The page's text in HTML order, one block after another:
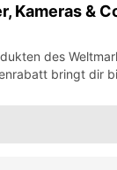
Kameras &
des
bringt dir